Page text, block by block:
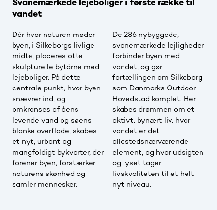
Svanemærkede lejeboliger i første række til
vandet
Dér hvor naturen møder
byen, i Silkeborgs livlige
midte, placeres otte
skulpturelle bytårne med
lejeboliger. På dette
centrale punkt, hvor byen
snævrer ind, og
omkranses af åens
levende vand og søens
blanke overflade, skabes
et nyt, urbant og
mangfoldigt bykvarter, der
forener byen, forstærker
naturens skønhed og
samler mennesker.
De 286 nybyggede,
svanemærkede lejligheder
forbinder byen med
vandet, og gør
fortællingen om Silkeborg
som Danmarks Outdoor
Hovedstad komplet. Her
skabes drømmen om et
aktivt, bynært liv, hvor
vandet er det
allestedsnærværende
element, og hvor udsigten
og lyset tager
livskvaliteten til et helt
nyt niveau.